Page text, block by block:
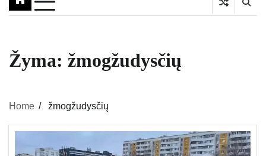
Žyma: žmogžudysčių
Home žmogžudysčių